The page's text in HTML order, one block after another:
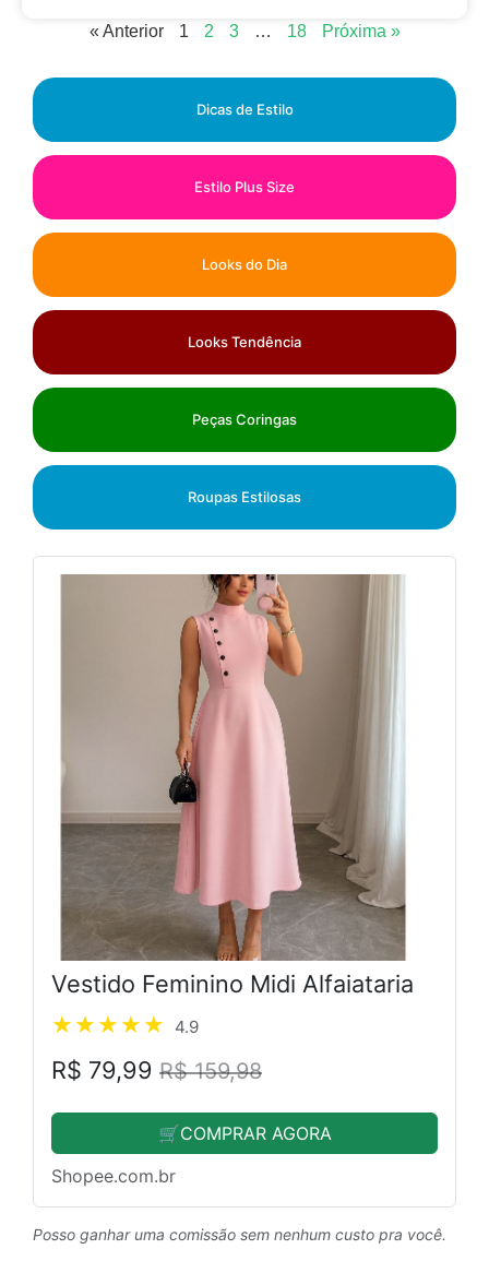
« Anterior 1 2 3 … 18 Próxima »
Dicas de Estilo
Estilo Plus Size
Looks do Dia
Looks Tendência
Peças Coringas
Roupas Estilosas
Vestido Feminino Midi Alfaiataria
4.9
R$ 79,99 R$ 159,98
🛒COMPRAR AGORA
Shopee.com.br
Posso ganhar uma comissão sem nenhum custo pra você.